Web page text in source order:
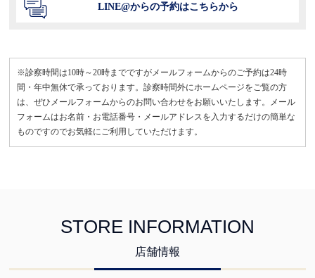
LINE@からの予約はこちらから
※診察時間は10時～20時までですがメールフォームからのご予約は24時
間・年中無休で承っております。診察時間外にホームページをご覧の方
は、ぜひメールフォームからのお問い合わせをお願いいたします。メール
フォームはお名前・お電話番号・メールアドレスを入力するだけの簡単な
ものですのでお気軽にご利用していただけます。
STORE INFORMATION
店舗情報